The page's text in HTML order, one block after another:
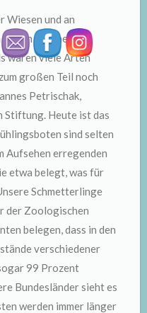
Wiesen und an
den schönen
waren viele Arten
großen Teil noch
Petrischak,
Stiftung. Heute ist das
sind selten
Aufsehen erregenden
etwa belegt, was für
Schmetterlinge
der Zoologischen
belegen, dass in den
verschiedener
99 Prozent
Bundesländer sieht es
werden immer länger